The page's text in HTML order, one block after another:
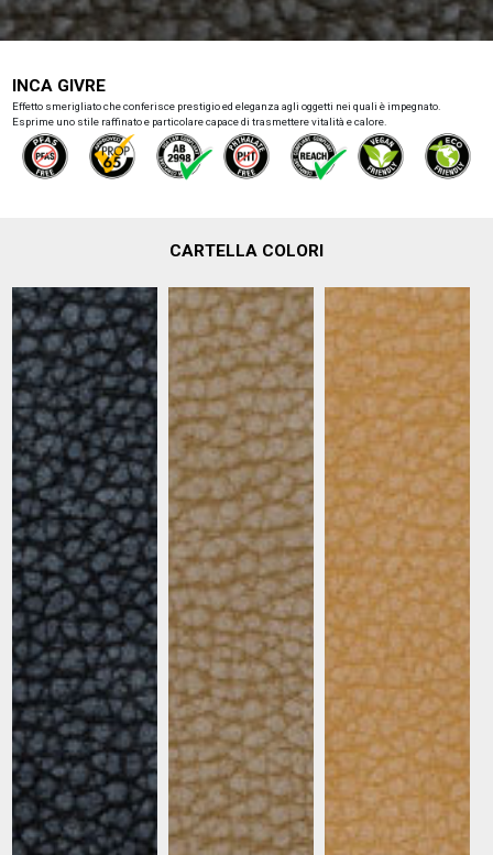
INCA GIVRE
Effetto smerigliato che conferisce prestigio ed eleganza agli oggetti nei quali è impegnato.
Esprime uno stile raffinato e particolare capace di trasmettere vitalità e calore.
CARTELLA COLORI